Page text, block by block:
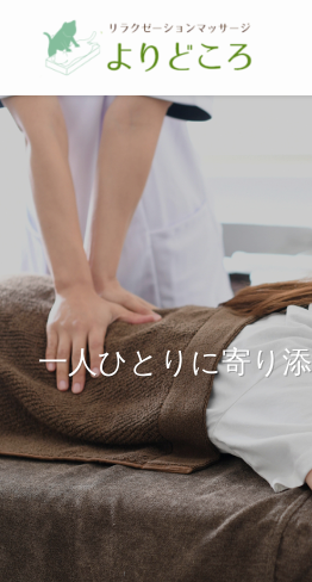
一人ひとりに寄り